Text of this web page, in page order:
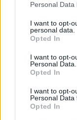
Personal
I want to opt-
personal data.
Opted In
I want to opt-
Personal Data.
Opted In
I want to opt-
Personal Data
Opted In
Fakir, il